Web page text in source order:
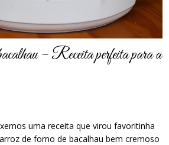
– Receita perfeita para a
uma receita que virou favoritinha
de forno de bacalhau bem cremoso